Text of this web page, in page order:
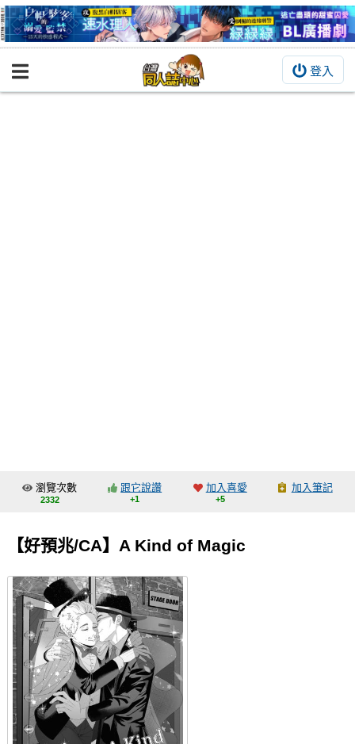
登入
BOOKY書集倉庫
交流中心
會員功能選單
會員中心
註冊會員
登入
瀏覽次數
2332
跟它說讚
+1
加入喜愛
+5
加入筆記
【好預兆/CA】A Kind of Magic